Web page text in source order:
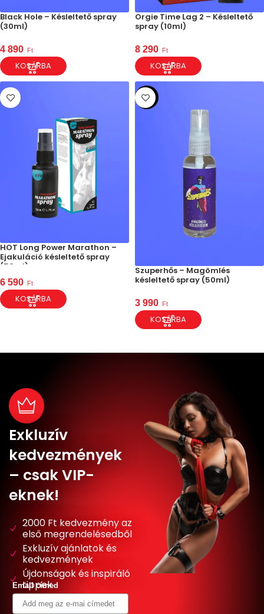
Black Hole – Késleltető spray
(30ml)
4 890 Ft
KOSÁRBA
Orgie Time Lag 2 – Késleltető
spray (10ml)
8 290 Ft
KOSÁRBA
HOT Long Power Marathon –
Ejakuláció késleltető spray
(50ml)
6 590 Ft
KOSÁRBA
ÚJ
Szuperhős – Magömlés
késleltető spray (50ml)
3 990 Ft
KOSÁRBA
Exkluzív
kedvezmények
– csak VIP-
eknek!
2000 Ft kedvezmény az
első megrendelésedből
Exkluzív ajánlatok és
kedvezmények
Újdonságok és inspiráló
tippek
Email címed